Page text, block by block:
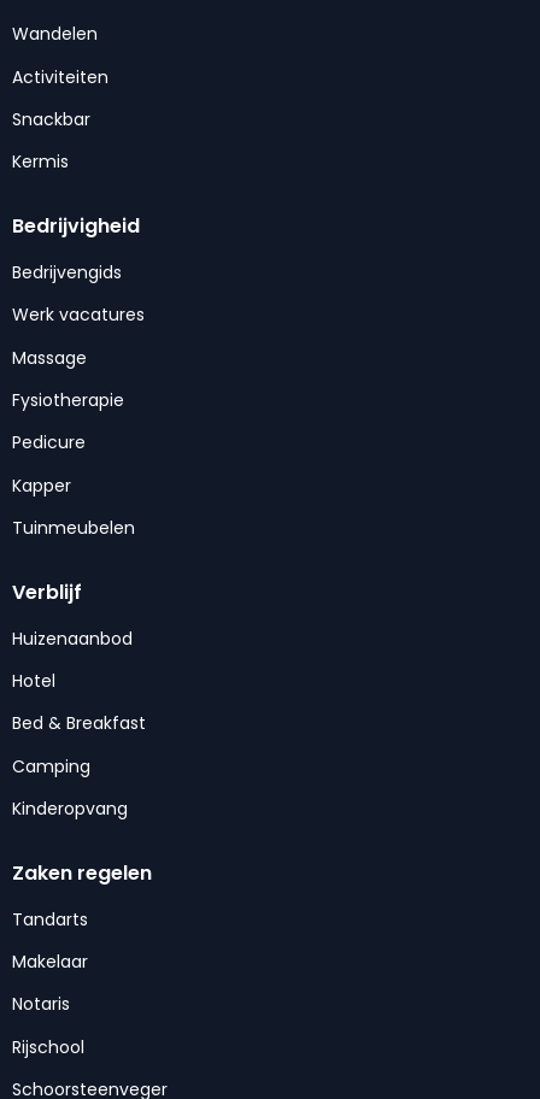
Wandelen
Activiteiten
Snackbar
Kermis
Bedrijvigheid
Bedrijvengids
Werk vacatures
Massage
Fysiotherapie
Pedicure
Kapper
Tuinmeubelen
Verblijf
Huizenaanbod
Hotel
Bed & Breakfast
Camping
Kinderopvang
Zaken regelen
Tandarts
Makelaar
Notaris
Rijschool
Schoorsteenveger